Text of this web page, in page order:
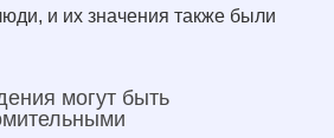
и их значения также были
могут быть